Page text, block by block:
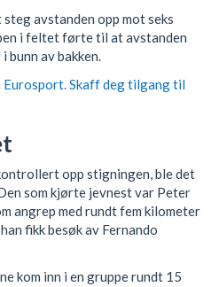
avstanden opp mot seks
i feltet førte til at avstanden
bunn av bakken.
Eurosport. Skaff deg tilgang til
opp stigningen, ble det
som kjørte jevnest var Peter
angrep med rundt fem kilometer
fikk besøk av Fernando
kom inn i en gruppe rundt 15